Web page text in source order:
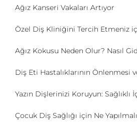
Ağız Kanseri Vakaları Artıyor
Özel Diş Kliniğini Tercih Etmeniz
Ağız Kokusu Neden Olur? Nasıl
Diş Eti Hastalıklarının Önlenmesi
Yazın Dişlerinizi Koruyun: Sağlıklı
Çocuk Diş Sağlığı için Ne